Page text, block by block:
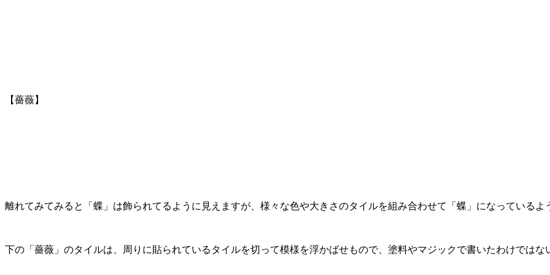
【薔薇】
離れてみてみると「蝶」は飾られてるように見えますが、様々な色や大きさのタイルを組み合わせて「蝶」になっているよ
下の「薔薇」のタイルは、周りに貼られているタイルを切って模様を浮かばせもので、塗料やマジックで書いたわけではな